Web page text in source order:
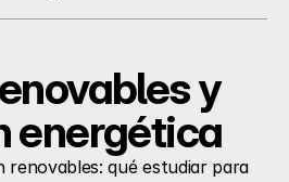
y
energética
renovables: qué estudiar para